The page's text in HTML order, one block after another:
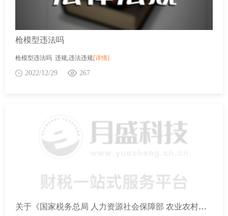
枪模型违法吗
枪模型违法吗 违规,违法违规[详情]
2022/12/29 267
关于《国家税务总局 人力资源社会保障部 农业农村部 教育部 退役军人事务部关于重点群体和自主就业退役士兵创业就业税收政策有关执行问题的公告》的解读